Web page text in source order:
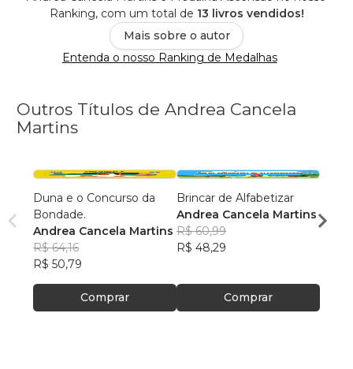
Ranking, com um total de 13 livros vendidos!
Mais sobre o autor
Entenda o nosso Ranking de Medalhas
Outros Títulos de Andrea Cancela
Martins
Duna e o Concurso da
Bondade.
Andrea Cancela Martins
R$ 64,16
R$ 50,79
Comprar
Brincar de Alfabetizar
Andrea Cancela Martins
R$ 60,99
R$ 48,29
Comprar
R$